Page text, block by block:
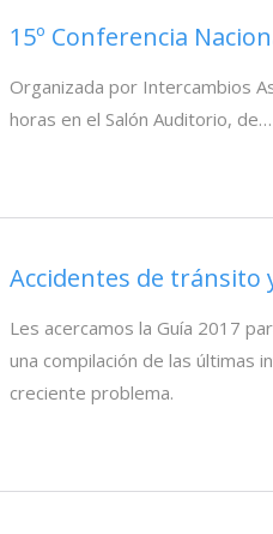
15º Conferencia
Organizada por Intercambios
horas en el Salón Auditorio, de…
Accidentes de tránsito
Les acercamos la Guía 2017
una compilación de las últimas
creciente problema.